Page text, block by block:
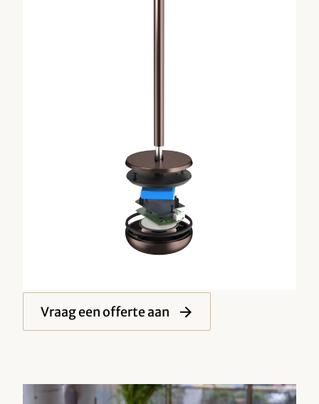
Met crew van over de hele wereld en frequent
personeelsverloop, is eenvoud essentieel. Humble
lampen zijn makkelijk in gebruik en net zo makkelijk op
te laden met stapelbare docks en een afstandsbediening.
Geen gedoe, gewoon moeiteloos licht waar en wanneer
Vraag een offerte aan